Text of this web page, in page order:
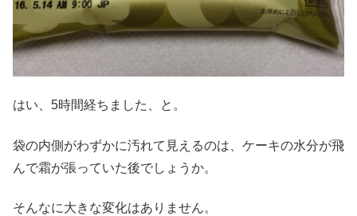
はい、5時間経ちました、と。
袋の内側がわずかに汚れて見えるのは、ケーキの水分が飛
んで霜が張っていた後でしょうか。
そんなに大きな変化はありません。